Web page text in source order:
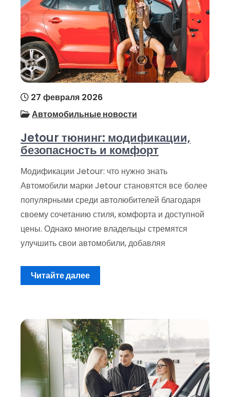
27 февраля 2026
Автомобильные новости
Jetour тюнинг: модификации,
безопасность и комфорт
Модификации Jetour: что нужно знать
Автомобили марки Jetour становятся все более
популярными среди автолюбителей благодаря
своему сочетанию стиля, комфорта и доступной
цены. Однако многие владельцы стремятся
улучшить свои автомобили, добавляя
Читайте далее